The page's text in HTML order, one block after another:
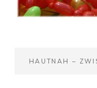
HAUTNAH –